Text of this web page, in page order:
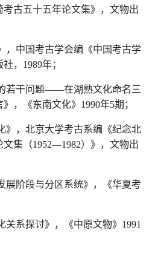
古五十五年论文集》，文物出
，中国考古学会编《中国考古学
，1989年；
若干问题——在湖熟文化命名三
，《东南文化》1990年5期；
》，北京大学考古系编《纪念北
集（1952—1982）》，文物出
展阶段与分区系统》，《华夏考
关系探讨》，《中原文物》1991